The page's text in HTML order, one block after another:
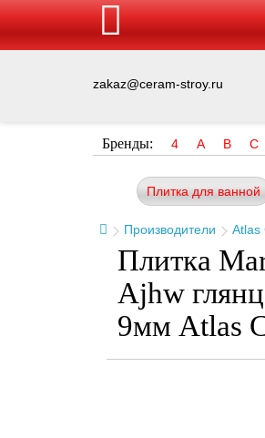
zakaz@ceram-stroy.ru
Бренды: 4 A B C
Плитка для ванной
Производители Atlas
Плитка
Ajhw
9мм Atlas